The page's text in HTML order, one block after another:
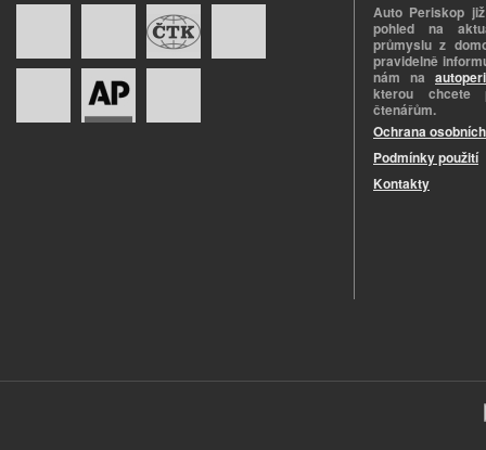
Auto Periskop
pohled na
průmyslu z
pravidelně
nám na
kterou chcete
čtenářům.
Ochrana
Podmínky použití
Kontakty